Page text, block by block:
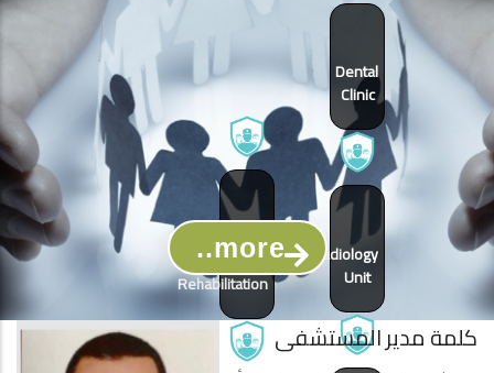
Dental
Clinic
Radiology
Unit
Rheumatology
&
Rehabilitation
more..
كلمة مدير المستشفى